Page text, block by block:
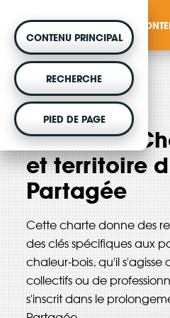
CONTENU PRINCIPAL
RECHERCHE
PIED DE PAGE
MONTER UN PROJET
Vous souhaitez être
projet d'énergie renouvelable
VOTRE ARGENT AGIT
Vous souhaitez placer votre
service de la transition
DÉCOUVRIR
juin 2025
La charte
et territoire
Partagée
Cette charte donne des
des clés spécifiques aux
chaleur-bois, qu'il s'agisse
collectifs ou de
s'inscrit dans le